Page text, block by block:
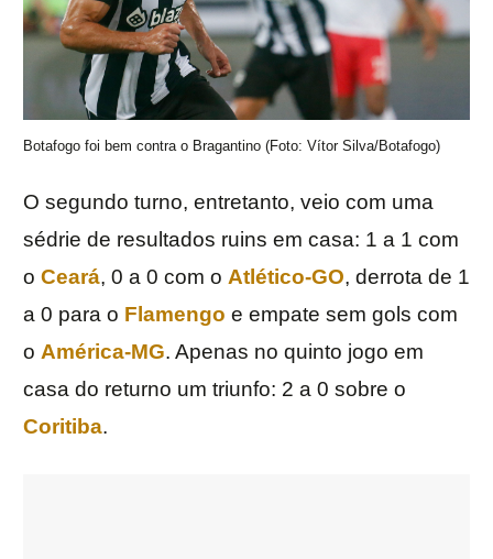
Botafogo foi bem contra o Bragantino (Foto: Vítor Silva/Botafogo)
O segundo turno, entretanto, veio com uma
sédrie de resultados ruins em casa: 1 a 1 com
o Ceará, 0 a 0 com o Atlético-GO, derrota de 1
a 0 para o Flamengo e empate sem gols com
o América-MG. Apenas no quinto jogo em
casa do returno um triunfo: 2 a 0 sobre o
Coritiba.